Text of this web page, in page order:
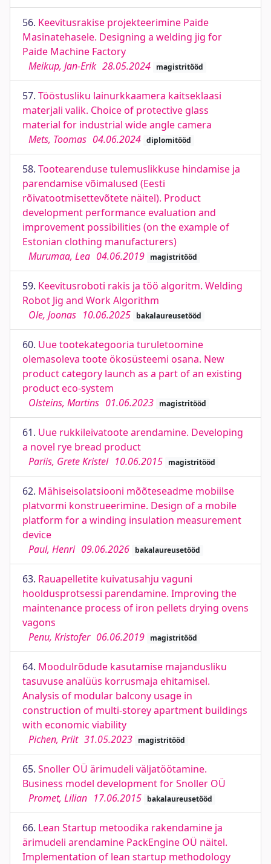
56. Keevitusrakise projekteerimine Paide
Masinatehasele. Designing a welding jig for
Paide Machine Factory
Meikup, Jan-Erik 28.05.2024 magistritööd
57. Tööstusliku lainurkkaamera kaitseklaasi
materjali valik. Choice of protective glass
material for industrial wide angle camera
Mets, Toomas 04.06.2024 diplomitööd
58. Tootearenduse tulemuslikkuse hindamise ja
parendamise võimalused (Eesti
rõivatootmisettevõtete näitel). Product
development performance evaluation and
improvement possibilities (on the example of
Estonian clothing manufacturers)
Murumaa, Lea 04.06.2019 magistritööd
59. Keevitusroboti rakis ja töö algoritm. Welding
Robot Jig and Work Algorithm
Ole, Joonas 10.06.2025 bakalaureusetööd
60. Uue tootekategooria turuletoomine
olemasoleva toote ökosüsteemi osana. New
product category launch as a part of an existing
product eco-system
Olsteins, Martins 01.06.2023 magistritööd
61. Uue rukkileivatoote arendamine. Developing
a novel rye bread product
Pariis, Grete Kristel 10.06.2015 magistritööd
62. Mähiseisolatsiooni mõõteseadme mobiilse
platvormi konstrueerimine. Design of a mobile
platform for a winding insulation measurement
device
Paul, Henri 09.06.2026 bakalaureusetööd
63. Rauapelletite kuivatusahju vaguni
hooldusprotsessi parendamine. Improving the
maintenance process of iron pellets drying ovens
vagons
Penu, Kristofer 06.06.2019 magistritööd
64. Moodulrõdude kasutamise majandusliku
tasuvuse analüüs korrusmaja ehitamisel.
Analysis of modular balcony usage in
construction of multi-storey apartment buildings
with economic viability
Pichen, Priit 31.05.2023 magistritööd
65. Snoller OÜ ärimudeli väljatöötamine.
Business model development for Snoller OÜ
Promet, Lilian 17.06.2015 bakalaureusetööd
66. Lean Startup metoodika rakendamine ja
ärimudeli arendamine PackEngine OÜ näitel.
Implementation of lean startup methodology